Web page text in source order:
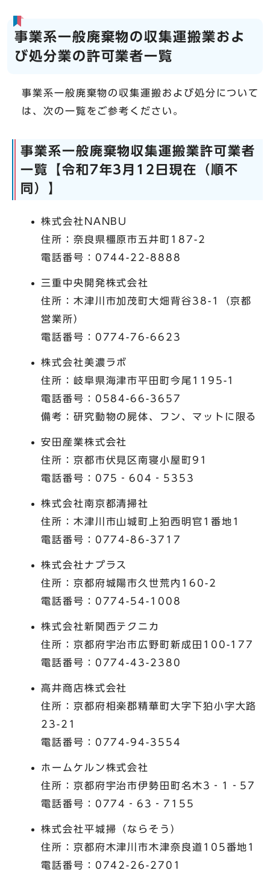
事業系一般廃棄物の収集運搬業およ
び処分業の許可業者一覧
事業系一般廃棄物の収集運搬および処分について
は、次の一覧をご参考ください。
事業系一般廃棄物収集運搬業許可業者
一覧【令和7年3月12日現在（順不
同）】
株式会社NANBU
住所：奈良県橿原市五井町187-2
電話番号：0744-22-8888
三重中央開発株式会社
住所：木津川市加茂町大畑背谷38-1（京都
営業所）
電話番号：0774-76-6623
株式会社美濃ラボ
住所：岐阜県海津市平田町今尾1195-1
電話番号：0584-66-3657
備考：研究動物の屍体、フン、マットに限る
安田産業株式会社
住所：京都市伏見区南寝小屋町91
電話番号：075‐604‐5353
株式会社南京都清掃社
住所：木津川市山城町上狛西明官1番地1
電話番号：0774-86-3717
株式会社ナプラス
住所：京都府城陽市久世荒内160-2
電話番号：0774-54-1008
株式会社新関西テクニカ
住所：京都府宇治市広野町新成田100-177
電話番号：0774-43-2380
高井商店株式会社
住所：京都府相楽郡精華町大字下狛小字大路
23-21
電話番号：0774-94-3554
ホームケルン株式会社
住所：京都府宇治市伊勢田町名木3‐1‐57
電話番号：0774‐63‐7155
株式会社平城掃（ならそう）
住所：京都府木津川市木津奈良道105番地1
電話番号：0742-26-2701